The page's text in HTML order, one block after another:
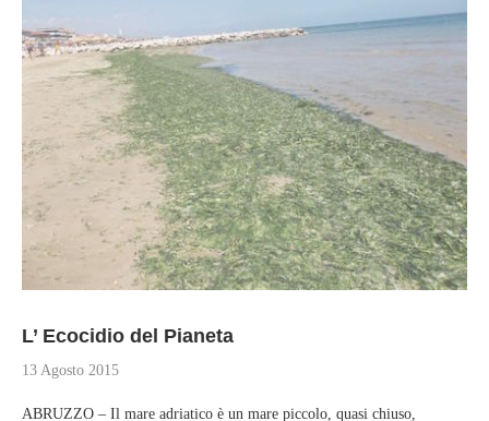
L’ Ecocidio del Pianeta
13 Agosto 2015
ABRUZZO – Il mare adriatico è un mare piccolo, quasi chiuso,